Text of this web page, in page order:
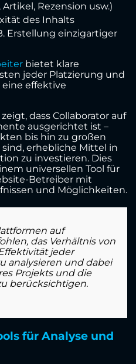
Rezension usw.)
des Inhalts
Erstellung einzigartiger
bietet klare
jeder Platzierung und
effektive
dass Collaborator auf
ausgerichtet ist –
bis hin zu großen
erhebliche Mittel in
zu investieren. Dies
universellen Tool für
Betreiber mit
und Möglichkeiten.
auf
das Verhältnis von
jeder
analysieren und dabei
Projekts und die
berücksichtigen.
für Analyse und